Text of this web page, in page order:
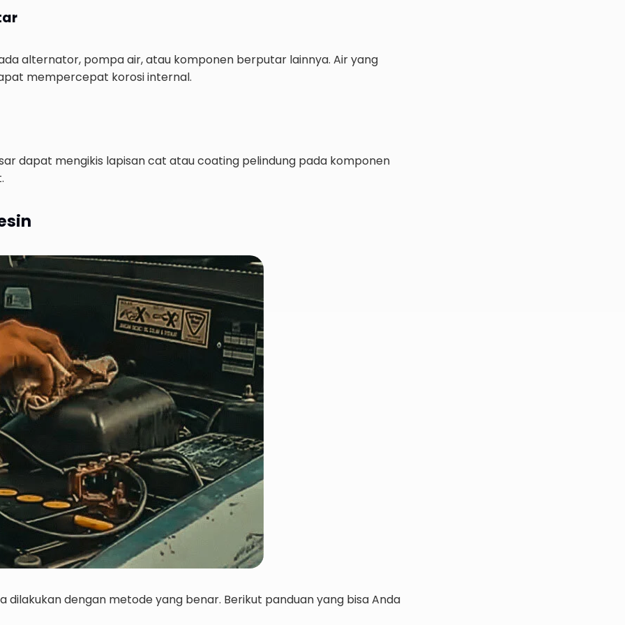
alternator, pompa air, atau komponen berputar lainnya. Air yang
mempercepat korosi internal.
dapat mengikis lapisan cat atau coating pelindung pada komponen
dilakukan dengan metode yang benar. Berikut panduan yang bisa Anda